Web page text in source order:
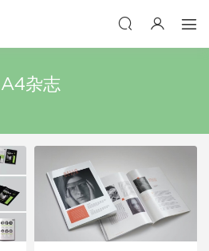
A4杂志